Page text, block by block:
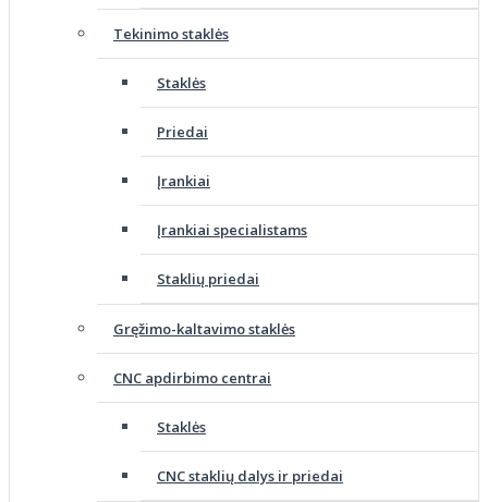
Tekinimo staklės
Staklės
Priedai
Įrankiai
Įrankiai specialistams
Staklių priedai
Gręžimo-kaltavimo staklės
CNC apdirbimo centrai
Staklės
CNC staklių dalys ir priedai